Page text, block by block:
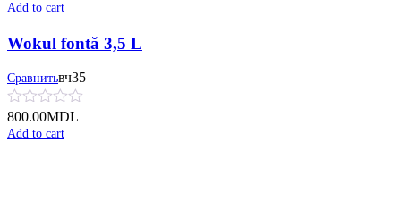
Add to cart
Wokul fontă 3,5 L
Сравнитьвч35
800.00MDL
Add to cart